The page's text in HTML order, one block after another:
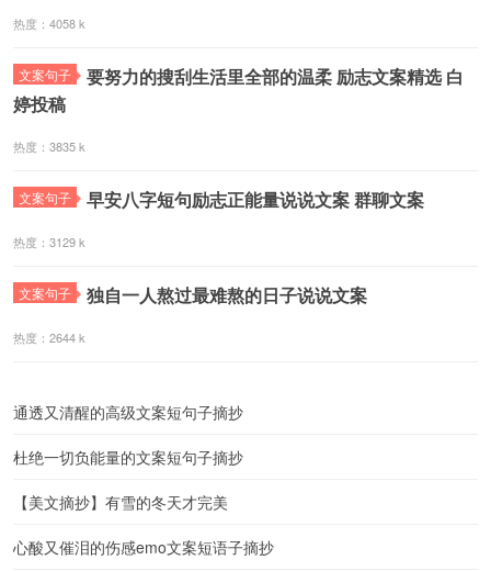
热度：4058 k
文案句子
要努力的搜刮生活里全部的温柔 励志文案精选 白
婷投稿
热度：3835 k
文案句子 早安八字短句励志正能量说说文案 群聊文案
热度：3129 k
文案句子 独自一人熬过最难熬的日子说说文案
热度：2644 k
通透又清醒的高级文案短句子摘抄
杜绝一切负能量的文案短句子摘抄
【美文摘抄】有雪的冬天才完美
心酸又催泪的伤感emo文案短语子摘抄